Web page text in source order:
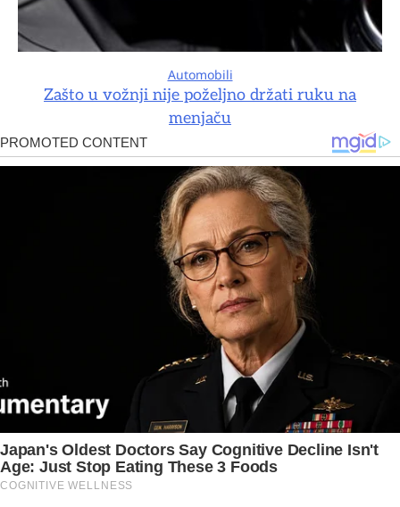
Automobili
Zašto u vožnji nije poželjno držati ruku na
menjaču